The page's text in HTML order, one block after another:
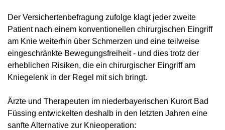
Der Versichertenbefragung zufolge klagt jeder zweite
Patient nach einem konventionellen chirurgischen Eingriff
am Knie weiterhin über Schmerzen und eine teilweise
eingeschränkte Bewegungsfreiheit - und dies trotz der
erheblichen Risiken, die ein chirurgischer Eingriff am
Kniegelenk in der Regel mit sich bringt.
Ärzte und Therapeuten im niederbayerischen Kurort Bad
Füssing entwickelten deshalb in den letzten Jahren eine
sanfte Alternative zur Knieoperation: